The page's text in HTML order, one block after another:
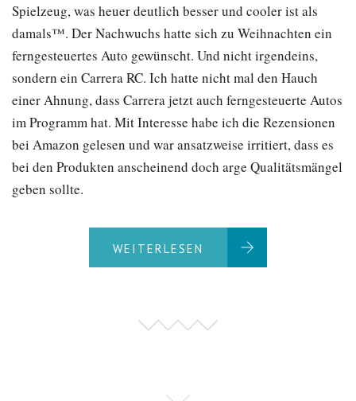
Spielzeug, was heuer deutlich besser und cooler ist als
damals™. Der Nachwuchs hatte sich zu Weihnachten ein
ferngesteuertes Auto gewünscht. Und nicht irgendeins,
sondern ein Carrera RC. Ich hatte nicht mal den Hauch
einer Ahnung, dass Carrera jetzt auch ferngesteuerte Autos
im Programm hat. Mit Interesse habe ich die Rezensionen
bei Amazon gelesen und war ansatzweise irritiert, dass es
bei den Produkten anscheinend doch arge Qualitätsmängel
geben sollte.
WEITERLESEN